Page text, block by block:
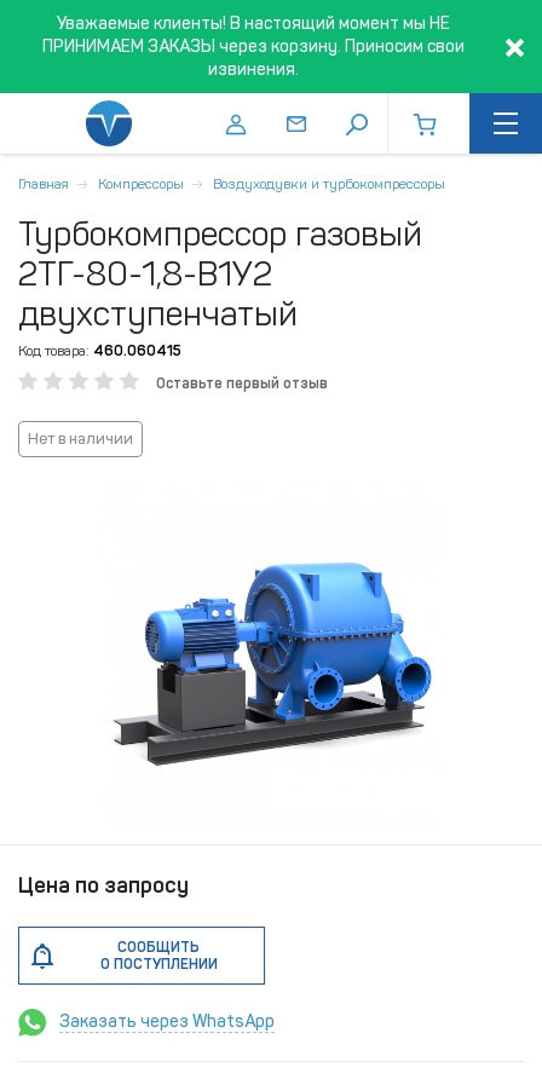
Уважаемые клиенты! В настоящий момент мы НЕ
ПРИНИМАЕМ ЗАКАЗЫ через корзину. Приносим свои
извинения.
Главная Компрессоры Воздуходувки и турбокомпрессоры
Турбокомпрессор газовый
2ТГ-80-1,8-В1У2
двухступенчатый
Код товара: 460.060415
Оставьте первый отзыв
Нет в наличии
Цена по запросу
СООБЩИТЬ
О ПОСТУПЛЕНИИ
Заказать через WhatsApp